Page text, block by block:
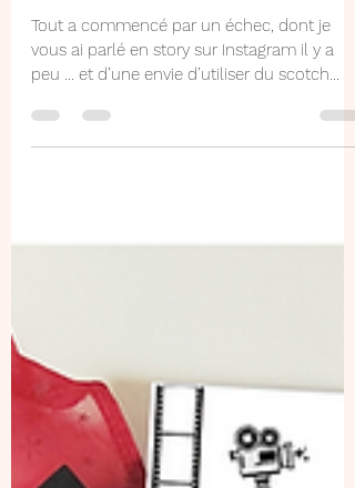
Etymolo'jouons !
Tout a commencé par un échec, dont je
peu … et d’une envie d’utiliser du scotch
aimanté. J’ai...